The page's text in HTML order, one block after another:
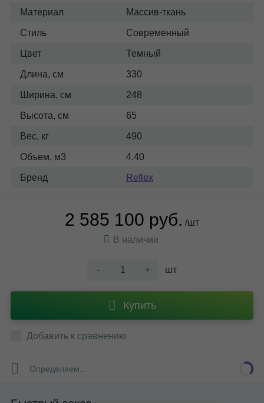
Материал Массив-ткань
Стиль Современный
Цвет Темный
Длина, см 330
Ширина, см 248
Высота, см 65
Вес, кг 490
Объем, м3 4.40
Бренд Reflex
2 585 100 руб. /шт
В наличии
- + шт
Купить
Добавить к сравнению
Определяем...